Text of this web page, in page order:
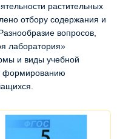
растительных
отбору содержания и
вопросов,
лаборатория»
и виды учебной
формированию